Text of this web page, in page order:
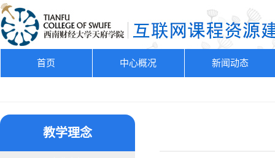
首页 中心概况 新闻动态
教学理念